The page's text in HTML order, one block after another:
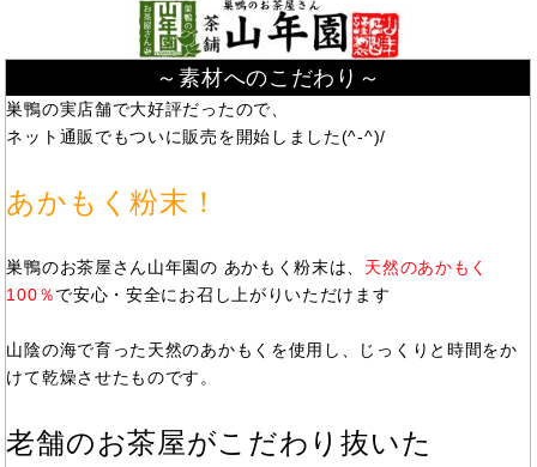
～素材へのこだわり～
巣鴨の実店舗で大好評だったので、
ネット通販でもついに販売を開始しました(^-^)/
あかもく粉末！
巣鴨のお茶屋さん山年園の あかもく粉末は、 天然のあかもく
100％で安心・安全にお召し上がりいただけます
山陰の海で育った天然のあかもくを使用し、じっくりと時間をか
けて乾燥させたものです。
老舗のお茶屋がこだわり抜いた